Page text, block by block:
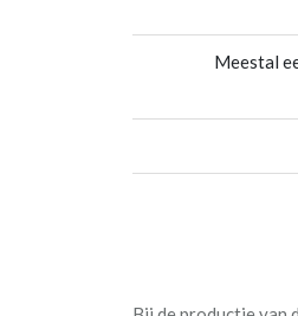
Meestal